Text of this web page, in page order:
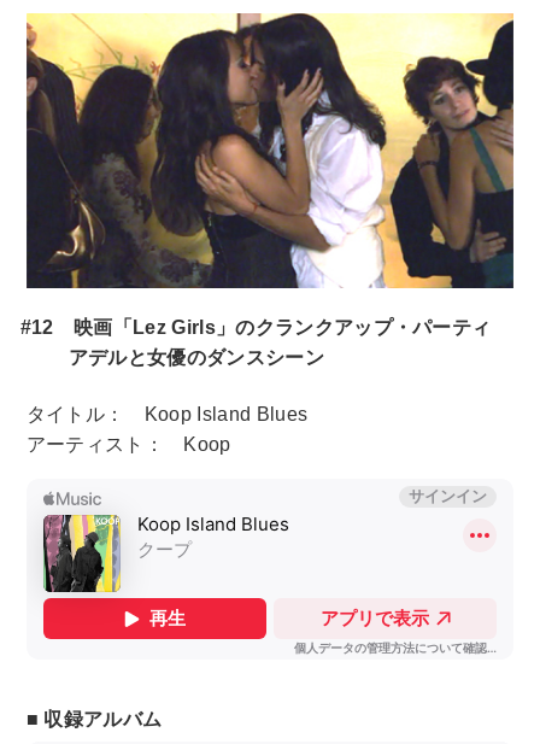
#12 映画「Lez Girls」のクランクアップ・パーティ
アデルと女優のダンスシーン
タイトル： Koop Island Blues
アーティスト： Koop
■ 収録アルバム